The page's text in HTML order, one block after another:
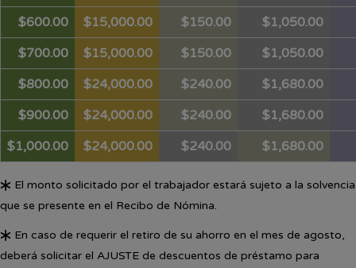
$600.00
$15,000.00 $150.00
$1,050.00
$700.00
$15,000.00 $150.00
$1,050.00
$800.00
$24,000.00 $240.00
$1,680.00
$900.00
$24,000.00 $240.00
$1,680.00
$1,000.00
$24,000.00 $240.00 $1,680.00
El monto solicitado por el trabajador estará sujeto a la solvencia
que se presente en el Recibo de Nómina.
En caso de requerir el retiro de su ahorro en el mes de agosto,
deberá solicitar el AJUSTE de descuentos de préstamo para